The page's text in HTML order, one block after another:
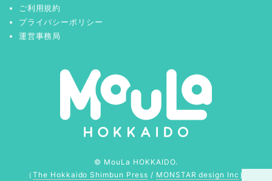
ご利用規約
プライバシーポリシー
運営事務局
© MouLa HOKKAIDO.
（ The Hokkaido Shimbun Press / MONSTAR design Inc ）